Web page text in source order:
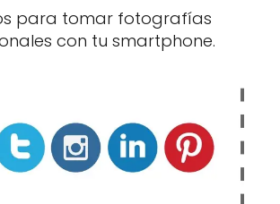
para tomar fotografías
con tu smartphone.